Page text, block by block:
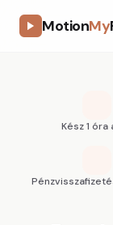
MotionMy
Kész 1 óra